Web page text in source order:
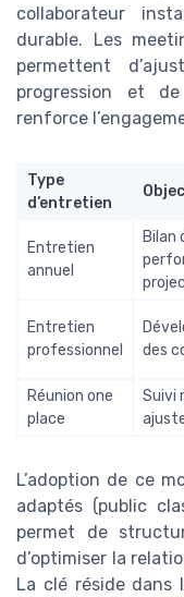
collaborateur
durable. Les
permettent
progression et
renforce
Type
d’entretien
Entretien
annuel
Bilan
Entretien
professionnel
des
Réunion one
place
Suivi
L’adoption de ce
adaptés (public
permet de
d’optimiser la
La clé réside dans